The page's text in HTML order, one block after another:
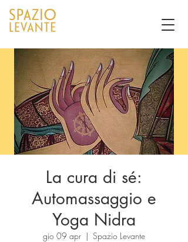
La cura di sé:
Automassaggio e
Yoga Nidra
gio 09 apr
  |
Spazio Levante